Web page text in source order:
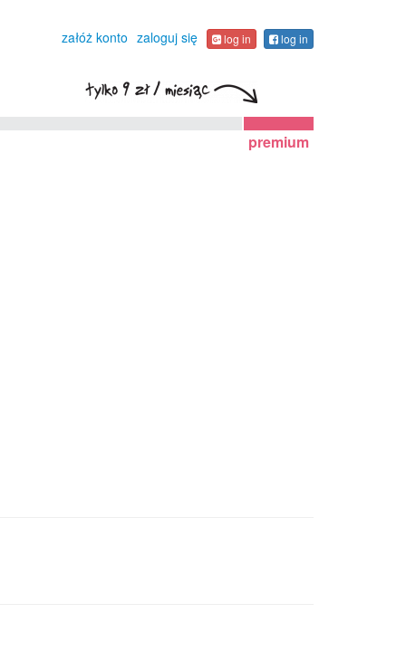
załóż konto zaloguj się log in log in
premium